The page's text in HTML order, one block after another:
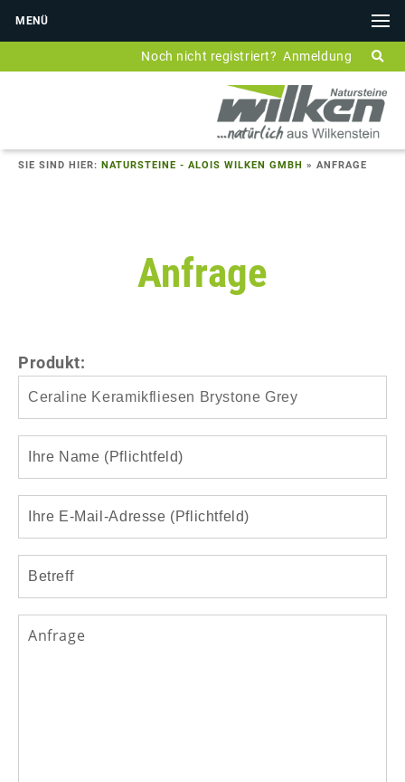
MENÜ
Anmeldung
Noch nicht registriert?
SIE SIND HIER: NATURSTEINE - ALOIS WILKEN GMBH » ANFRAGE
Anfrage
Produkt: